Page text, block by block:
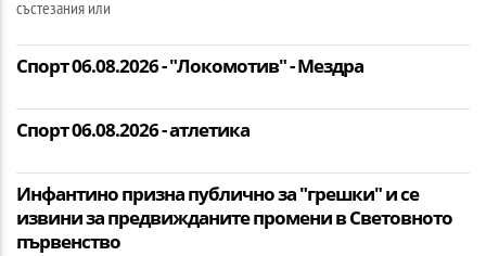
състезания или
Спорт 06.08.2026 - "Локомотив" - Мездра
Спорт 06.08.2026 - атлетика
Инфантино призна публично за "грешки" и се
извини за предвижданите промени в Световното
първенство